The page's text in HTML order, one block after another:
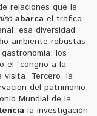
relaciones que la
abarca el tráfico
esa diversidad
ambiente robustas.
los
el “congrio a la
visita. Tercero, la
del patrimonio,
Mundial de la
la investigación